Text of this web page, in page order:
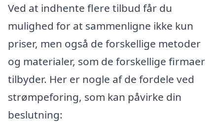
Ved at indhente flere tilbud får du
mulighed for at sammenligne ikke kun
priser, men også de forskellige metoder
og materialer, som de forskellige firmaer
tilbyder. Her er nogle af de fordele ved
strømpeforing, som kan påvirke din
beslutning: